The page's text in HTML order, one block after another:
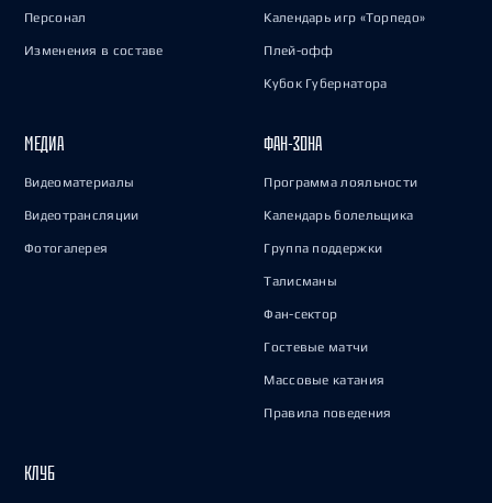
Персонал
Изменения в составе
Календарь игр «Торпедо»
Плей-офф
Кубок Губернатора
МЕДИА
Видеоматериалы
Видеотрансляции
Фотогалерея
ФАН-ЗОНА
Программа лояльности
Календарь болельщика
Группа поддержки
Талисманы
Фан-сектор
Гостевые матчи
Массовые катания
Правила поведения
КЛУБ